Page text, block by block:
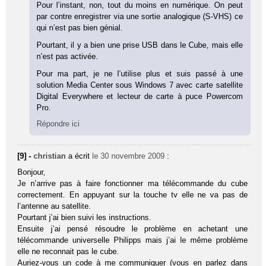
Pour l’instant, non, tout du moins en numérique. On peut
par contre enregistrer via une sortie analogique (S-VHS) ce
qui n’est pas bien génial.
Pourtant, il y a bien une prise USB dans le Cube, mais elle
n’est pas activée.
Pour ma part, je ne l’utilise plus et suis passé à une
solution Media Center sous Windows 7 avec carte satellite
Digital Everywhere et lecteur de carte à puce Powercom
Pro.
Répondre ici
[9] -christian a écrit le 30 novembre 2009 :
Bonjour,
Je n’arrive pas à faire fonctionner ma télécommande du cube
correctement. En appuyant sur la touche tv elle ne va pas de
l’antenne au satellite.
Pourtant j’ai bien suivi les instructions.
Ensuite j’ai pensé résoudre le problème en achetant une
télécommande universelle Philipps mais j’ai le même problème
elle ne reconnait pas le cube.
Auriez-vous un code à me communiquer (vous en parlez dans